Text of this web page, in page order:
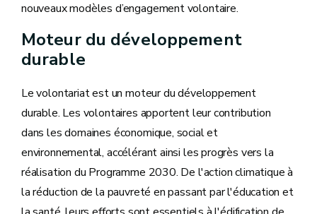
nouveaux modèles d’engagement volontaire.
Moteur du développement
durable
Le volontariat est un moteur du développement
durable. Les volontaires apportent leur contribution
dans les domaines économique, social et
environnemental, accélérant ainsi les progrès vers la
réalisation du Programme 2030. De l'action climatique à
la réduction de la pauvreté en passant par l'éducation et